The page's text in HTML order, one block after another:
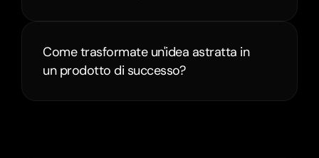
Come trasformate un'idea astratta in
un prodotto di successo?